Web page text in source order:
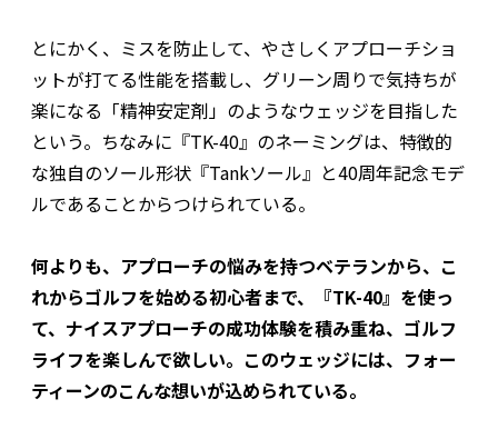
とにかく、ミスを防止して、やさしくアプローチショ
ットが打てる性能を搭載し、グリーン周りで気持ちが
楽になる「精神安定剤」のようなウェッジを目指した
という。ちなみに『TK-40』のネーミングは、特徴的
な独自のソール形状『Tankソール』と40周年記念モデ
ルであることからつけられている。
何よりも、アプローチの悩みを持つベテランから、こ
れからゴルフを始める初心者まで、『TK-40』を使っ
て、ナイスアプローチの成功体験を積み重ね、ゴルフ
ライフを楽しんで欲しい。このウェッジには、フォー
ティーンのこんな想いが込められている。